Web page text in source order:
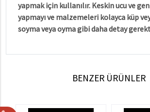
yapmak için kullanılır. Keskin ucu ve
yapmayı ve malzemeleri kolayca küp
soyma veya oyma gibi daha detay
BENZER ÜRÜNLER